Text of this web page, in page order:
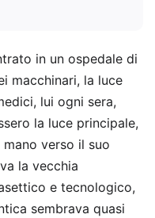
in un ospedale di
macchinari, la luce
lui ogni sera,
la luce principale,
verso il suo
la vecchia
e tecnologico,
sembrava quasi